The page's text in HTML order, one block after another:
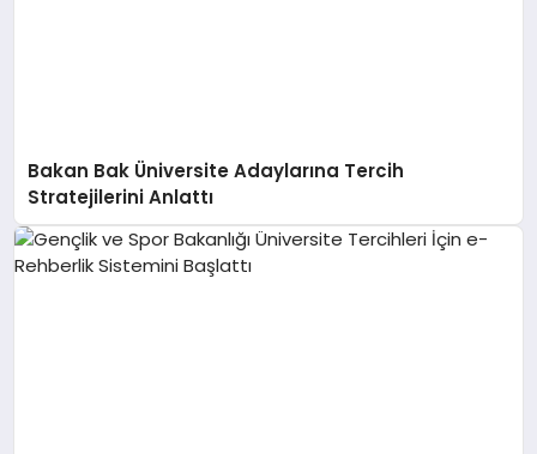
Bakan Bak Üniversite Adaylarına Tercih
Stratejilerini Anlattı